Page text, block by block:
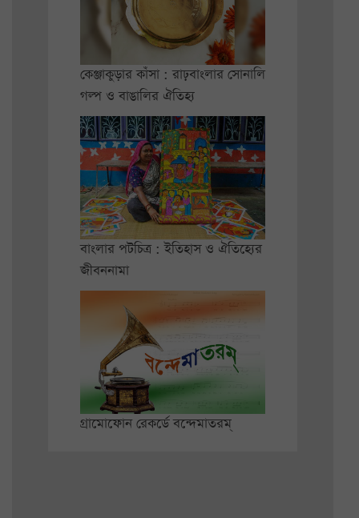
কেঞ্জাকুড়ার কাঁসা : রাঢ়বাংলার সোনালি
গল্প ও বাঙালির ঐতিহ্য
বাংলার পটচিত্র : ইতিহাস ও ঐতিহ্যের
জীবননামা
গ্রামোফোন রেকর্ডে বন্দেমাতরম্